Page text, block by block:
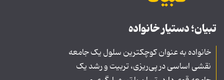
تبیان؛ دستیار خانواده
خانواده به عنوان کوچکترین سلول یک جامعه
نقشی اساسی در پی‌ریزی، تربیت و رشد یک